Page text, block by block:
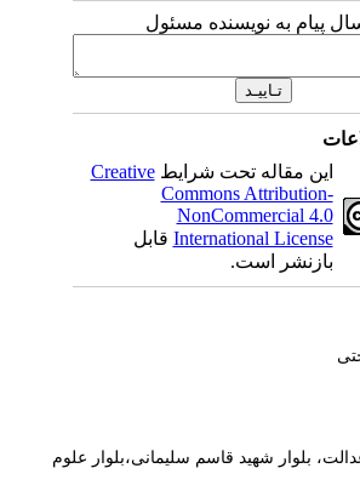
پیام به نویسنده مسئول
این مقاله تحت شرایطCreative
Commons Attribution-
NonCommercial 4.0
International Licenseقابل
بازنشر است.
بلوار شهید قاسم سلیمانی،بلوار علوم